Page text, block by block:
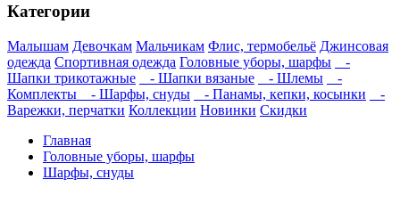
Категории
Малышам Девочкам Мальчикам Флис, термобельё Джинсовая
одежда Спортивная одежда Головные уборы, шарфы
-
Шапки трикотажные
- Шапки вязаные - Шлемы
-
Комплекты
- Шарфы, снуды - Панамы, кепки, косынки
-
Варежки, перчатки Коллекции Новинки Скидки
Главная
Головные уборы, шарфы
Шарфы, снуды